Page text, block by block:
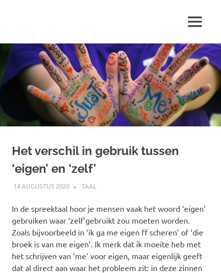
inhoud
schrijft
over
MENU
Het verschil in gebruik tussen
‘eigen’ en ‘zelf’
14 AUGUSTUS 2020 MARJOLEIN
TAAL
In de spreektaal hoor je mensen vaak het woord ‘eigen’
gebruiken waar ‘zelf’gebruikt zou moeten worden.
Zoals bijvoorbeeld in ‘ik ga me eigen ff scheren’ of ‘die
broek is van me eigen’. Ik merk dat ik moeite heb met
het schrijven van ‘me’ voor eigen, maar eigenlijk geeft
dat al direct aan waar het probleem zit: in deze zinnen